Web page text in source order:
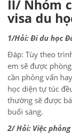
II/ Nhóm
visa du
1/Hỏi: Đi du học
Đáp: Tùy theo
em sẽ được
cần phỏng vấn
học diện tự túc
thường sẽ được
buổi sáng.
2/ Hỏi: Việc